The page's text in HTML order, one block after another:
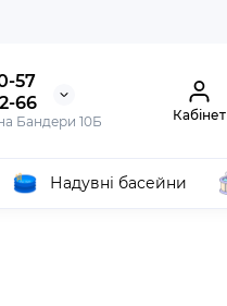
57
66
Бандери 10Б Кабінет
Надувні басейни